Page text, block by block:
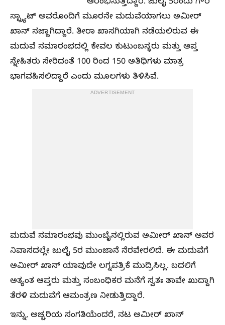
ಆರಂಭಿಸುತ್ತಿದ್ದಾರೆ. ಜುಲೈ 5ರಂದು ಗೌರಿ
ಸ್ಪ್ರ್ಯಾಟ್ ಅವರೊಂದಿಗೆ ಮೂರನೇ ಮದುವೆಯಾಗಲು ಅಮೀರ್
ಖಾನ್ ಸಜ್ಜಾಗಿದ್ದಾರೆ. ತೀರಾ ಖಾಸಗಿಯಾಗಿ ನಡೆಯಲಿರುವ ಈ
ಮದುವೆ ಸಮಾರಂಭದಲ್ಲಿ ಕೇವಲ ಕುಟುಂಬಸ್ಥರು ಮತ್ತು ಆಪ್ತ
ಸ್ನೇಹಿತರು ಸೇರಿದಂತೆ 100 ರಿಂದ 150 ಅತಿಥಿಗಳು ಮಾತ್ರ
ಭಾಗವಹಿಸಲಿದ್ದಾರೆ ಎಂದು ಮೂಲಗಳು ತಿಳಿಸಿವೆ.
ADVERTISEMENT
ಮದುವೆ ಸಮಾರಂಭವು ಮುಂಬೈನಲ್ಲಿರುವ ಅಮೀರ್ ಖಾನ್ ಅವರ
ನಿವಾಸದಲ್ಲೇ ಜುಲೈ 5ರ ಮುಂಜಾನೆ ನೆರವೇರಲಿದೆ. ಈ ಮದುವೆಗೆ
ಅಮೀರ್ ಖಾನ್ ಯಾವುದೇ ಲಗ್ನಪತ್ರಿಕೆ ಮುದ್ರಿಸಿಲ್ಲ. ಬದಲಿಗೆ
ಅತ್ಯಂತ ಆಪ್ತರು ಮತ್ತು ಸಂಬಂಧಿಕರ ಮನೆಗೆ ಸ್ವತಃ ತಾವೇ ಖುದ್ದಾಗಿ
ತೆರಳಿ ಮದುವೆಗೆ ಆಮಂತ್ರಣ ನೀಡುತ್ತಿದ್ದಾರೆ.
ಇನ್ನು, ಅಚ್ಚರಿಯ ಸಂಗತಿಯೆಂದರೆ, ನಟ ಅಮೀರ್ ಖಾನ್